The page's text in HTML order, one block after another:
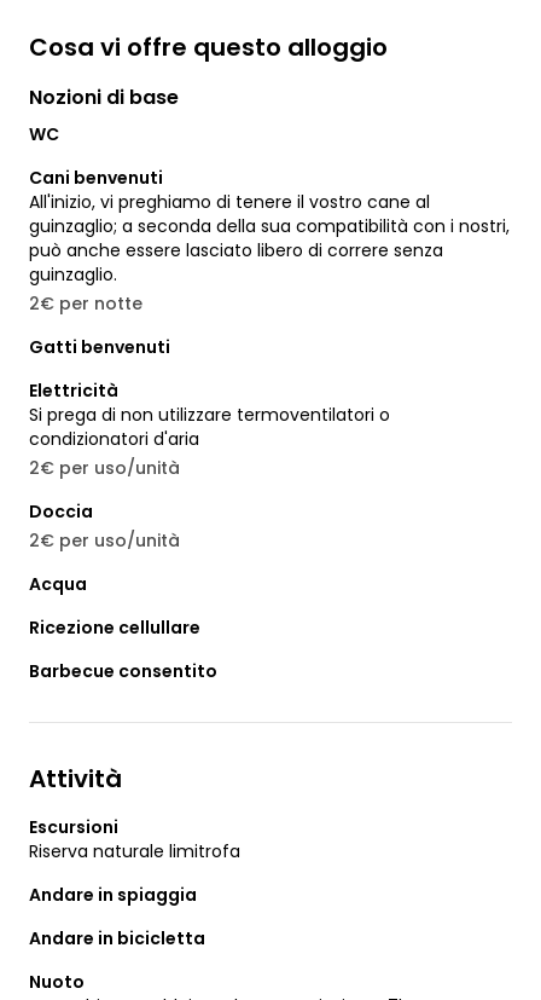
Cosa vi offre questo alloggio
Nozioni di base
WC
Cani benvenuti
All'inizio, vi preghiamo di tenere il vostro cane al
guinzaglio; a seconda della sua compatibilità con i nostri,
può anche essere lasciato libero di correre senza
guinzaglio.
2€ per notte
Gatti benvenuti
Elettricità
Si prega di non utilizzare termoventilatori o
condizionatori d'aria
2€ per uso/unità
Doccia
2€ per uso/unità
Acqua
Ricezione cellullare
Barbecue consentito
Attività
Escursioni
Riserva naturale limitrofa
Andare in spiaggia
Andare in bicicletta
Nuoto